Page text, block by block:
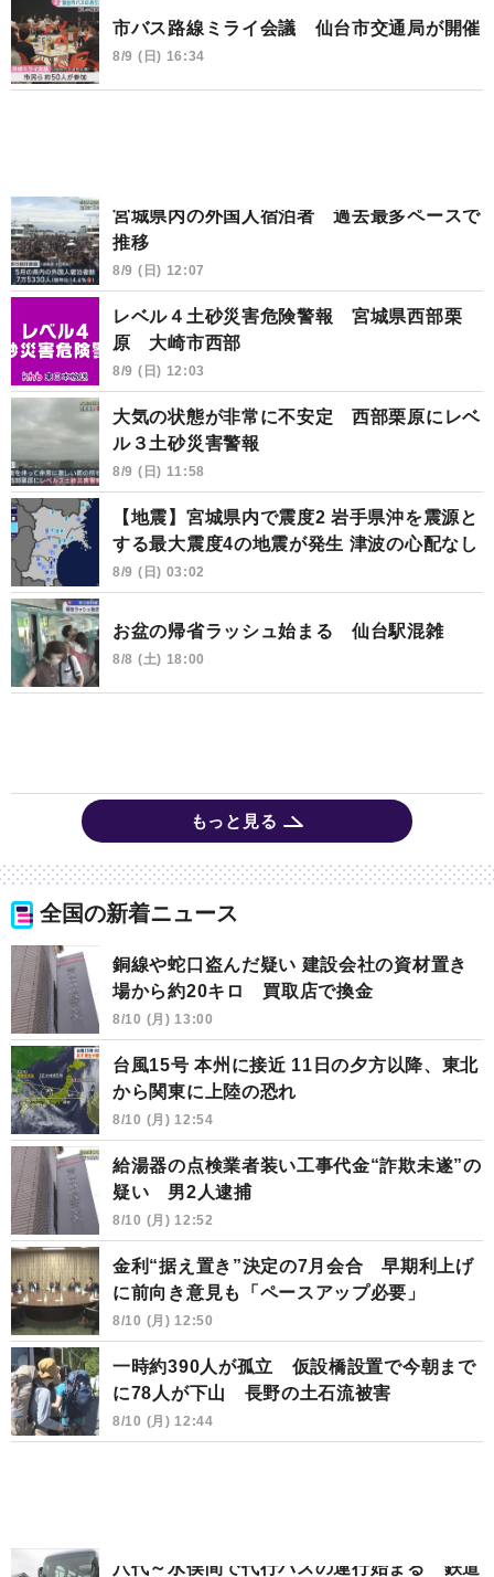
市バス路線ミライ会議 仙台市交通局が開催
8/9 (日) 16:34
宮城県内の外国人宿泊者 過去最多ペースで
推移
8/9 (日) 12:07
レベル４土砂災害危険警報 宮城県西部栗
原 大崎市西部
8/9 (日) 12:03
大気の状態が非常に不安定 西部栗原にレベ
ル３土砂災害警報
8/9 (日) 11:58
【地震】宮城県内で震度2 岩手県沖を震源と
する最大震度4の地震が発生 津波の心配なし
8/9 (日) 03:02
お盆の帰省ラッシュ始まる 仙台駅混雑
8/8 (土) 18:00
もっと見る
全国の新着ニュース
銅線や蛇口盗んだ疑い 建設会社の資材置き
場から約20キロ 買取店で換金
8/10 (月) 13:00
台風15号 本州に接近 11日の夕方以降、東北
から関東に上陸の恐れ
8/10 (月) 12:54
給湯器の点検業者装い工事代金“詐欺未遂”の
疑い 男2人逮捕
8/10 (月) 12:52
金利“据え置き”決定の7月会合 早期利上げ
に前向き意見も「ペースアップ必要」
8/10 (月) 12:50
一時約390人が孤立 仮設橋設置で今朝まで
に78人が下山 長野の土石流被害
8/10 (月) 12:44
八代～水俣間で代行バスの運行始まる 鉄道